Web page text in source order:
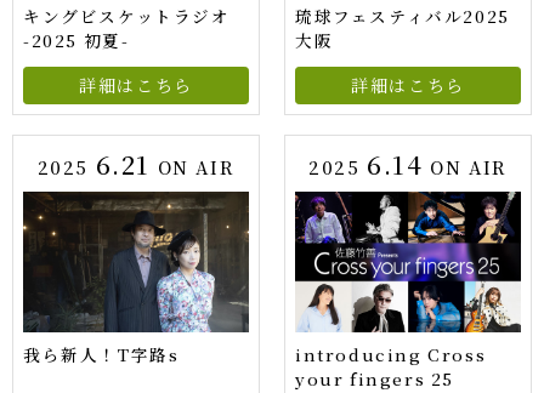
キングビスケットラジオ
-2025 初夏-
詳細はこちら
琉球フェスティバル2025
大阪
詳細はこちら
2025 6.21 ON AIR
我ら新人！T字路s
2025 6.14 ON AIR
introducing Cross
your fingers 25